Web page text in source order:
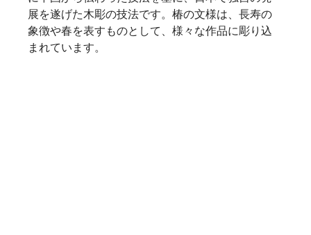
展を遂げた木彫の技法です。椿の文様は、長寿の
象徴や春を表すものとして、様々な作品に彫り込
まれています。